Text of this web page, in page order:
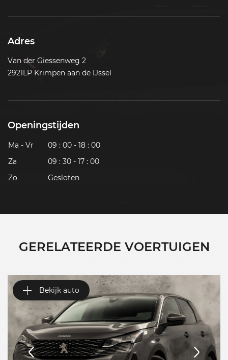
Adres
Van der Giessenweg 2
2921LP Krimpen aan de IJssel
Openingstijden
Ma - Vr
09 : 00 - 18 : 00
Za
09 : 30 - 17 : 00
Zo
Gesloten
GERELATEERDE VOERTUIGEN
Bekijk auto